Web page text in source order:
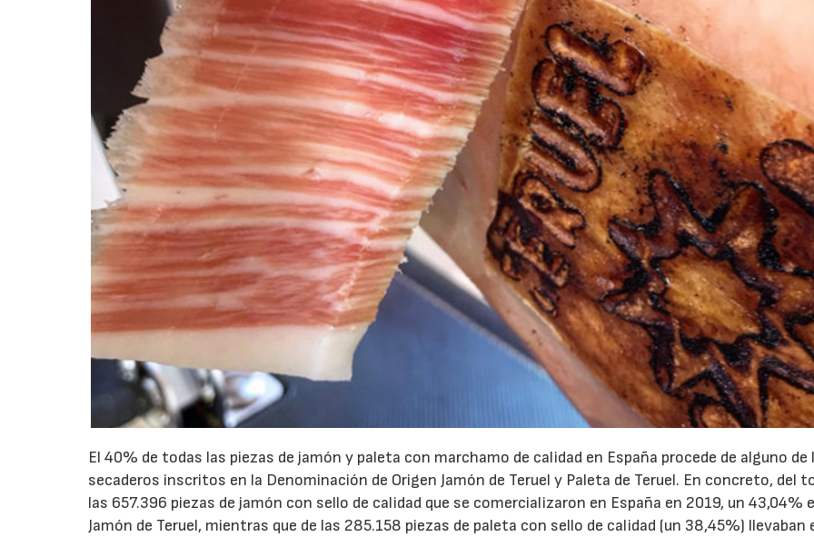
El 40% de todas las piezas de jamón y paleta con marchamo de calidad en España procede de alguno de
secaderos inscritos en la Denominación de Origen Jamón de Teruel y Paleta de Teruel. En concreto, del
las 657.396 piezas de jamón con sello de calidad que se comercializaron en España en 2019, un 43,04%
Jamón de Teruel, mientras que de las 285.158 piezas de paleta con sello de calidad (un 38,45%) llevaban